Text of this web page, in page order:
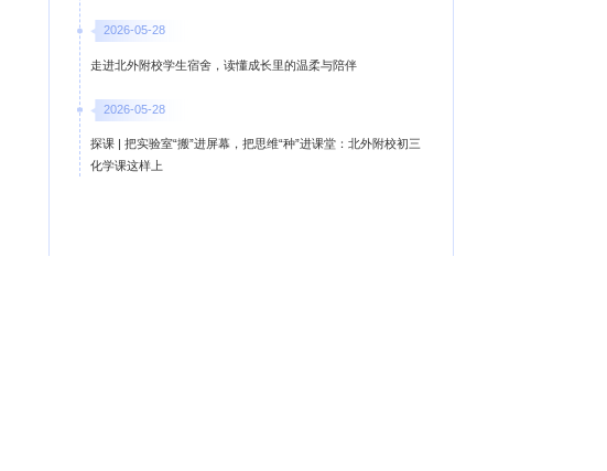
2026-05-28
走进北外附校学生宿舍，读懂成长里的温柔与陪伴
2026-05-28
探课 | 把实验室“搬”进屏幕，把思维“种”进课堂：北外附校初三
化学课这样上